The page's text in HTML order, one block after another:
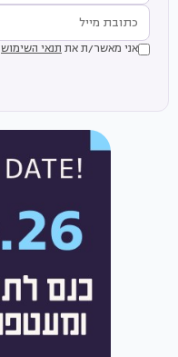
אני מאשר/ת את תנאי השימוש